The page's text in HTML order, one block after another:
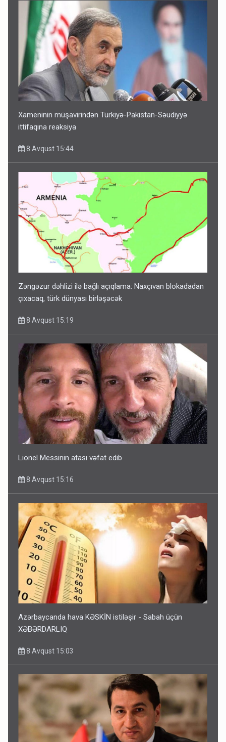
Xameninin müşavirindən Türkiyə-Pakistan-Səudiyyə
ittifaqına reaksiya
8 Avqust 15:44
Zəngəzur dəhlizi ilə bağlı açıqlama: Naxçıvan blokadadan
çıxacaq, türk dünyası birləşəcək
8 Avqust 15:19
Lionel Messinin atası vəfat edib
8 Avqust 15:16
Azərbaycanda hava KƏSKİN istiləşir - Sabah üçün
XƏBƏRDARLIQ
8 Avqust 15:03